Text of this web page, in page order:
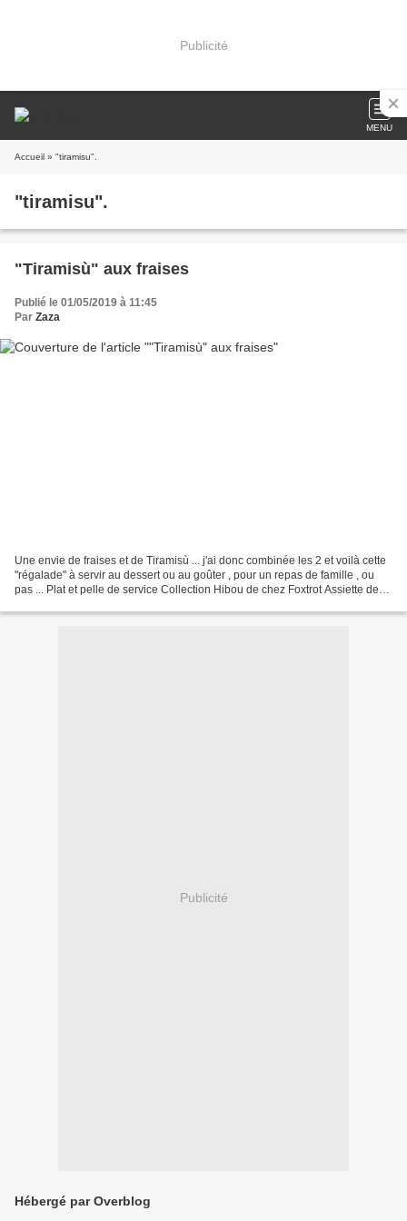
Publicité
MENU
Accueil » "tiramisu".
"tiramisu".
"Tiramisù" aux fraises
Publié le 01/05/2019 à 11:45
Par Zaza
Une envie de fraises et de Tiramisù ... j'ai donc combinée les 2 et voilà cette
"régalade" à servir au dessert ou au goûter , pour un repas de famille , ou
pas ... Plat et pelle de service Collection Hibou de chez Foxtrot Assiette de
Publicité
Hébergé par Overblog